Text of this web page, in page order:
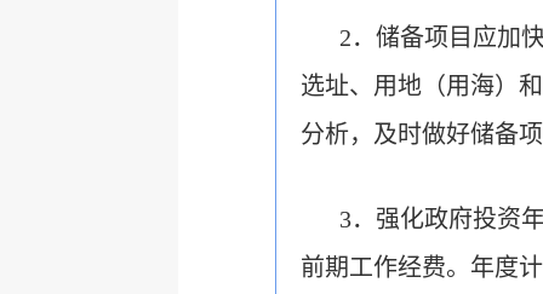
2．储备项目应加
选址、用地（用海）
分析，及时做好储备
3．强化政府投资
前期工作经费。年度